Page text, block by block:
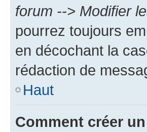
forum --> Modifier
pourrez toujours
en décochant la
rédaction de
Haut
Comment créer